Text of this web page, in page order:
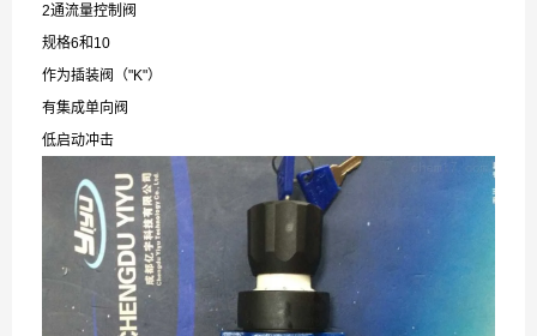
2通流量控制阀
规格6和10
作为插装阀（"K"）
有集成单向阀
低启动冲击